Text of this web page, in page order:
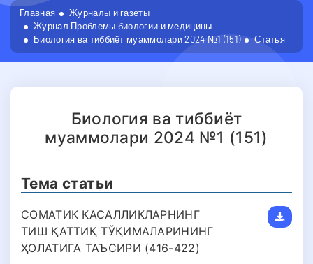
Главная
Журналы и газеты
Журнал Проблемы биологии и медицины
Биология ва тиббиёт муаммолари 2024 №1 (151)
Статья
Биология ва тиббиёт
муаммолари 2024 №1 (151)
Тема статьи
СОМАТИК КАСАЛЛИКЛАРНИНГ
ТИШ ҚАТТИҚ ТЎҚИМАЛАРИНИНГ
ҲОЛАТИГА ТАЪСИРИ (416-422)